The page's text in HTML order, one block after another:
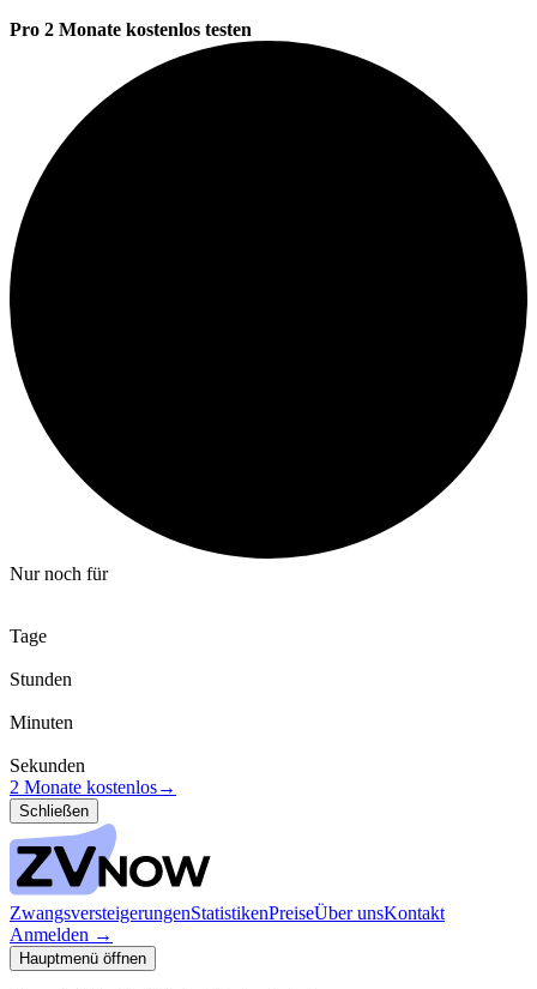
Pro 2 Monate kostenlos testen
Nur noch für
Tage
Stunden
Minuten
Sekunden
2 Monate kostenlos→
Schließen
ZwangsversteigerungenStatistikenPreiseÜber unsKontakt
Anmelden →
Hauptmenü öffnen